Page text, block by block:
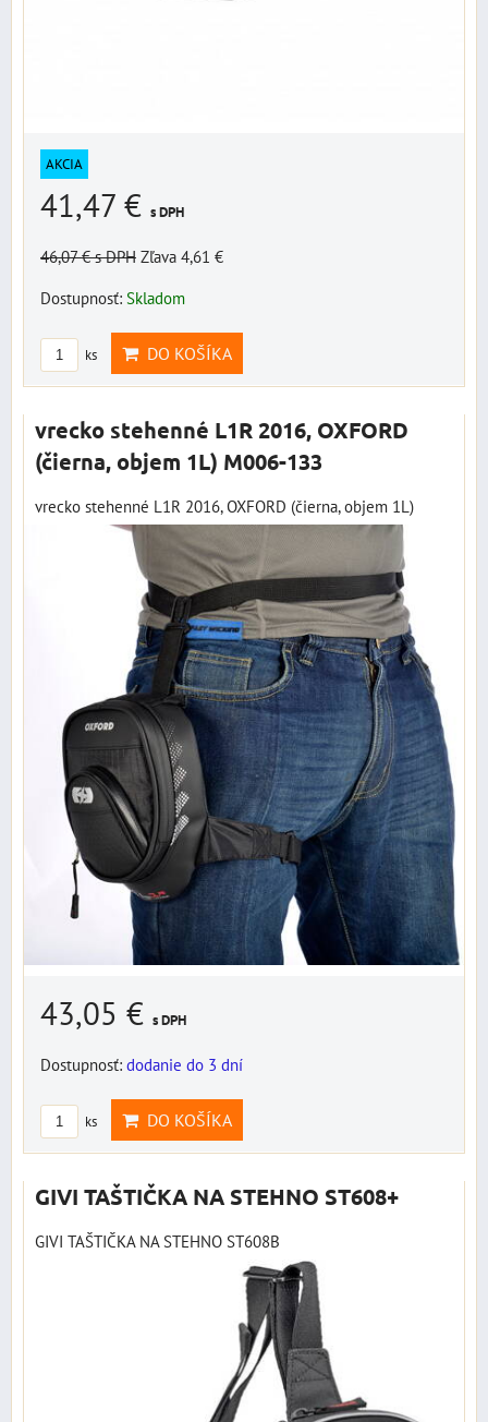
AKCIA
41,47 € s DPH
46,07 €s DPH Zľava 4,61 €
Dostupnosť: Skladom
ks DO KOŠÍKA
vrecko stehenné L1R 2016, OXFORD
(čierna, objem 1L) M006-133
vrecko stehenné L1R 2016, OXFORD (čierna, objem 1L)
43,05 € s DPH
Dostupnosť: dodanie do 3 dní
ks DO KOŠÍKA
GIVI TAŠTIČKA NA STEHNO ST608+
GIVI TAŠTIČKA NA STEHNO ST608B